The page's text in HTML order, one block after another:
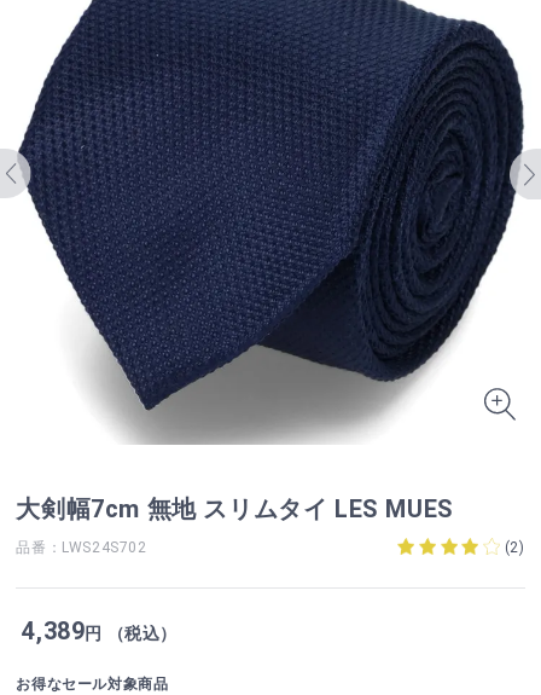
大剣幅7cm 無地 スリムタイ LES MUES
品番：LWS24S702 (2)
4,389円 （税込）
お得なセール対象商品